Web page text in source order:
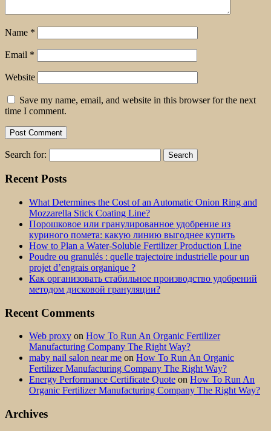
Name *
Email *
Website
Save my name, email, and website in this browser for the next
time I comment.
Search for:
Recent Posts
What Determines the Cost of an Automatic Onion Ring and
Mozzarella Stick Coating Line?
Порошковое или гранулированное удобрение из
куриного помета: какую линию выгоднее купить
How to Plan a Water-Soluble Fertilizer Production Line
Poudre ou granulés : quelle trajectoire industrielle pour un
projet d’engrais organique ?
Как организовать стабильное производство удобрений
методом дисковой грануляции?
Recent Comments
Web proxy on How To Run An Organic Fertilizer
Manufacturing Company The Right Way?
maby nail salon near me on How To Run An Organic
Fertilizer Manufacturing Company The Right Way?
Energy Performance Certificate Quote on How To Run An
Organic Fertilizer Manufacturing Company The Right Way?
Archives